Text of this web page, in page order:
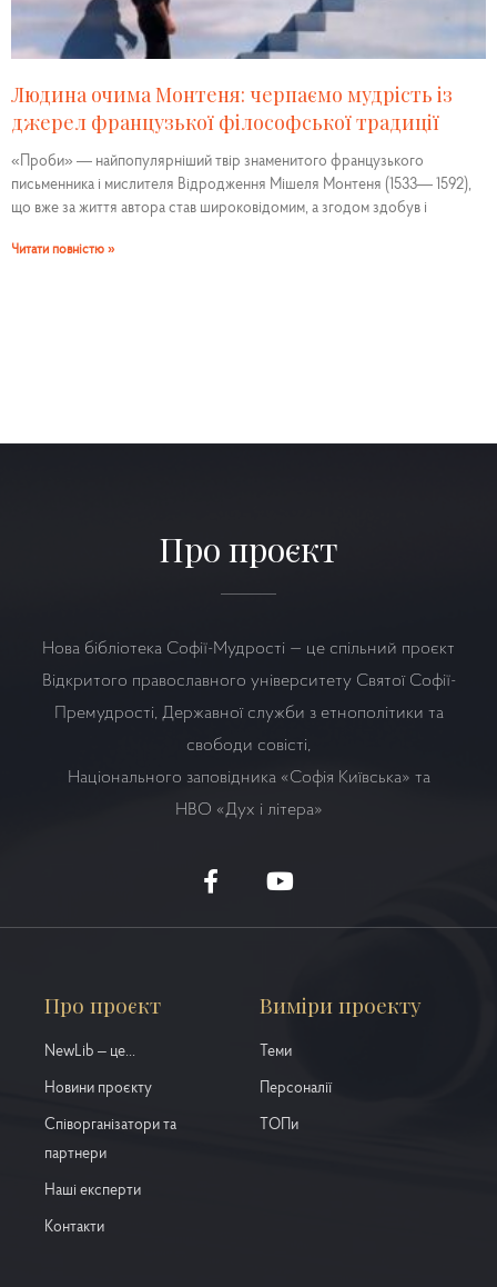
Людина очима Монтеня: черпаємо мудрість із
джерел французької філософської традиції
«Проби» — найпопулярніший твір знаменитого французького
письменника і мислителя Відродження Мішеля Монтеня (1533— 1592),
що вже за життя автора став широковідомим, а згодом здобув і
Читати повністю »
Про проєкт
Нова бібліотека Софії-Мудрості — це спільний проєкт
Відкритого православного університету Святої Софії-
Премудрості, Державної служби з етнополітики та
свободи совісті,
Національного заповідника «Софія Київська» та
НВО «Дух і літера»
Про проєкт
NewLib – це...
Новини проєкту
Співорганізатори та
партнери
Наші експерти
Контакти
Виміри проекту
Теми
Персоналії
ТОПи